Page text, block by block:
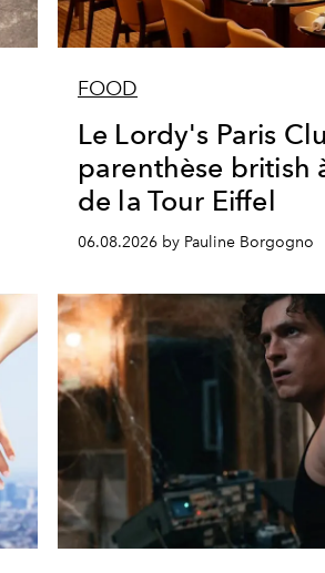
FOOD
Le Lordy's Paris
parenthèse british
de la Tour Eiffel
06.08.2026 by Pauline Borgogno